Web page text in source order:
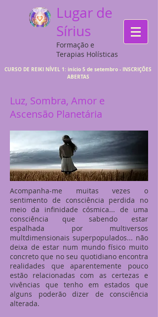
Lugar de
Sírius
Formação e
Terapias Holísticas
CURSO DE REIKI NÍVEL 1: início 5 de setembro - INSCRIÇÕES
ABERTAS
Luz, Sombra, Amor e
Ascensão Planetária
Acompanha-me muitas vezes o
sentimento de consciência perdida no
meio da infinidade cósmica... de uma
consciência que sabendo estar
espalhada por multiversos
multdimensionais superpopulados... não
deixa de estar num mundo físico muito
concreto que no seu quotidiano encontra
realidades que aparentemente pouco
estão relacionadas com as certezas e
vivências que tenho em estados que
alguns poderão dizer de consciência
alterada.